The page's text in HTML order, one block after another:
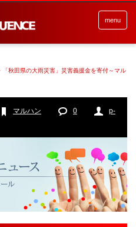
menu
秋田県の大雨災害」災害義援金を寄付～マル
マルハン 0
p-